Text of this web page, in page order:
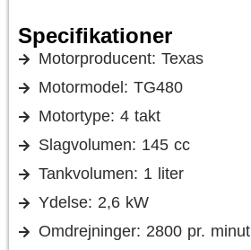
Specifikationer
Motorproducent: Texas
Motormodel: TG480
Motortype: 4 takt
Slagvolumen: 145 cc
Tankvolumen: 1 liter
Ydelse: 2,6 kW
Omdrejninger: 2800 pr. minut